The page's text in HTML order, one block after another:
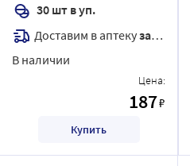
30 шт в уп.
Доставим в аптекузавтра
В наличии
Цена:
187₽
Купить